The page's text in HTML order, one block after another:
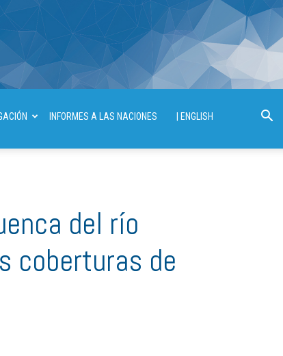
INFORMES A LAS NACIONES | ENGLISH
del río
coberturas de